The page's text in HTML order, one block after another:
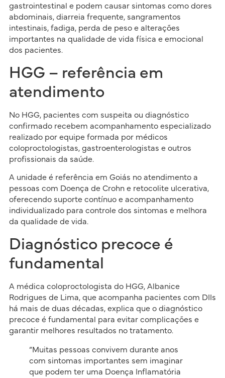
gastrointestinal e podem causar sintomas como dores
abdominais, diarreia frequente, sangramentos
intestinais, fadiga, perda de peso e alterações
importantes na qualidade de vida física e emocional
dos pacientes.
HGG – referência em
atendimento
No HGG, pacientes com suspeita ou diagnóstico
confirmado recebem acompanhamento especializado
realizado por equipe formada por médicos
coloproctologistas, gastroenterologistas e outros
profissionais da saúde.
A unidade é referência em Goiás no atendimento a
pessoas com Doença de Crohn e retocolite ulcerativa,
oferecendo suporte contínuo e acompanhamento
individualizado para controle dos sintomas e melhora
da qualidade de vida.
Diagnóstico precoce é
fundamental
A médica coloproctologista do HGG, Albanice
Rodrigues de Lima, que acompanha pacientes com DIIs
há mais de duas décadas, explica que o diagnóstico
precoce é fundamental para evitar complicações e
garantir melhores resultados no tratamento.
“Muitas pessoas convivem durante anos
com sintomas importantes sem imaginar
que podem ter uma Doença Inflamatória